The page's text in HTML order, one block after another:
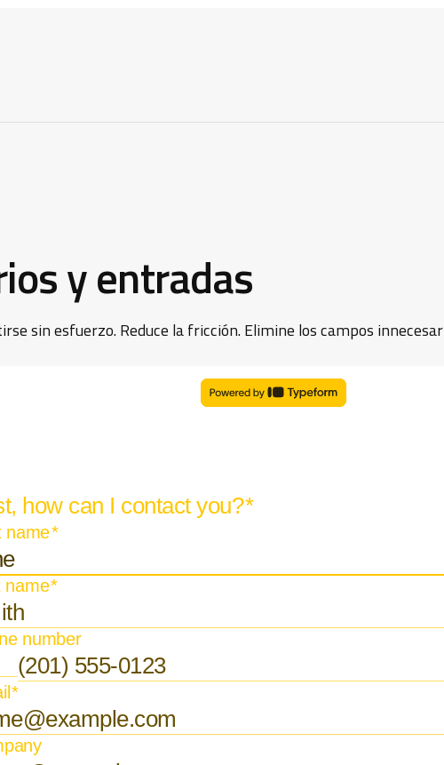
y entradas
sin esfuerzo. Reduce la fricción. Elimine los campos